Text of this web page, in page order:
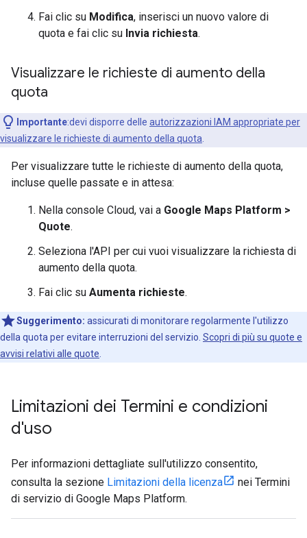
Fai clic su Modifica, inserisci un nuovo valore di
quota e fai clic su Invia richiesta.
Visualizzare le richieste di aumento della
quota
Importante:devi disporre delle autorizzazioni IAM appropriate per
visualizzare le richieste di aumento della quota
Per visualizzare tutte le richieste di aumento della quota,
incluse quelle passate e in attesa:
Nella console Cloud, vai a Google Maps Platform >
Quote.
Seleziona l'API per cui vuoi visualizzare la richiesta di
aumento della quota.
Fai clic su Aumenta richieste.
Suggerimento: assicurati di monitorare regolarmente l'utilizzo
della quota per evitare interruzioni del servizio. Scopri di più su quote e
avvisi relativi alle quote
Limitazioni dei Termini e condizioni
d'uso
Per informazioni dettagliate sull'utilizzo consentito,
consulta la sezione Limitazioni della licenza
nei Termini
di servizio di Google Maps Platform.